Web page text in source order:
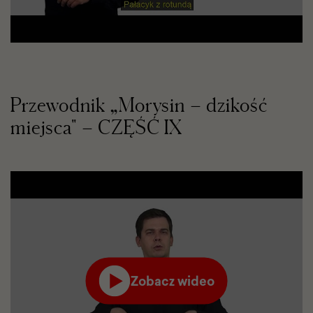
w
karcie
Przewodnik „Morysin – dzikość
miejsca" – CZĘŚĆ IX
Zobacz wideo
Film
odtworzy